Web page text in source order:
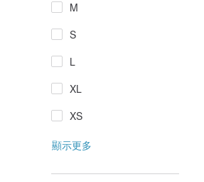
M
S
L
XL
XS
顯示更多